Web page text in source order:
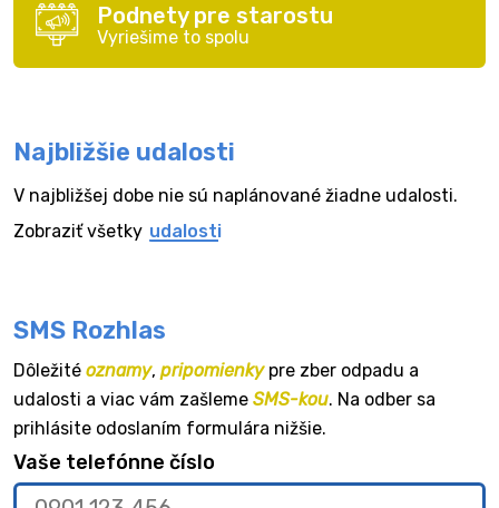
Podnety pre starostu
Vyriešime to spolu
Najbližšie udalosti
V najbližšej dobe nie sú naplánované žiadne udalosti.
Zobraziť všetky udalosti
SMS Rozhlas
Dôležité oznamy, pripomienkypre zber odpadu a
udalosti a viac vám zašleme SMS-kou. Na odber sa
prihlásite odoslaním formulára nižšie.
Vaše telefónne číslo